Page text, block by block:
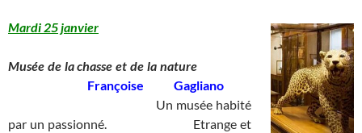
Mardi 25 janvier
Musée de la chasse et de la nature
Françoise Gagliano
Un musée habité
par un passionné.
Etrange et